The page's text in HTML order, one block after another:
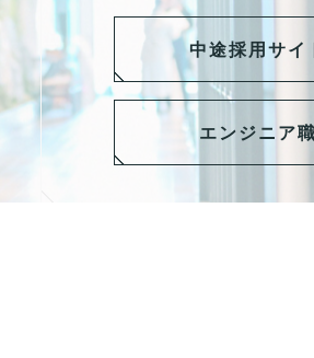
中途採用サイ
エンジニア職